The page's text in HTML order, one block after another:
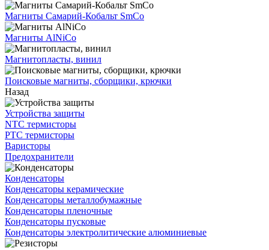
Магниты Самарий-Кобальт SmCo
Магниты AlNiCo
Магнитопласты, винил
Поисковые магниты, сборщики, крючки
Назад
Устройства защиты
NTC термисторы
PTC термисторы
Варисторы
Предохранители
Конденсаторы
Конденсаторы керамические
Конденсаторы металлобумажные
Конденсаторы пленочные
Конденсаторы пусковые
Конденсаторы электролитические алюминиевые